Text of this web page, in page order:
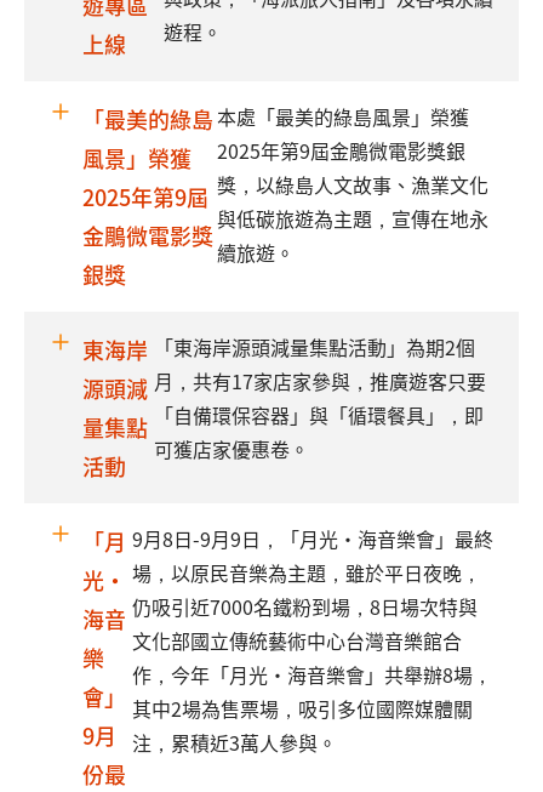
上線
遊程。
「最美的綠島
風景」榮獲
2025年第9屆
金鵰微電影獎
銀獎
本處「最美的綠島風景」榮獲
2025年第9屆金鵰微電影獎銀
獎，以綠島人文故事、漁業文化
與低碳旅遊為主題，宣傳在地永
續旅遊。
東海岸
源頭減
量集點
活動
「東海岸源頭減量集點活動」為期2個
月，共有17家店家參與，推廣遊客只要
「自備環保容器」與「循環餐具」，即
可獲店家優惠卷。
「月
光·
海音
樂
會」
9月
份最
9月8日-9月9日，「月光·海音樂會」最終
場，以原民音樂為主題，雖於平日夜晚，
仍吸引近7000名鐵粉到場，8日場次特與
文化部國立傳統藝術中心台灣音樂館合
作，今年「月光·海音樂會」共舉辦8場，
其中2場為售票場，吸引多位國際媒體關
注，累積近3萬人參與。